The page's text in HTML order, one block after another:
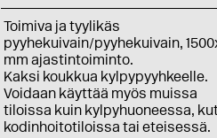
Toimiva ja tyylikäs
pyyhekuivain/pyyhekuivain,
mm ajastintoiminto.
Kaksi koukkua kylpypyyhkeelle.
Voidaan käyttää myös muissa
tiloissa kuin kylpyhuoneessa,
kodinhoitotiloissa tai eteisessä.